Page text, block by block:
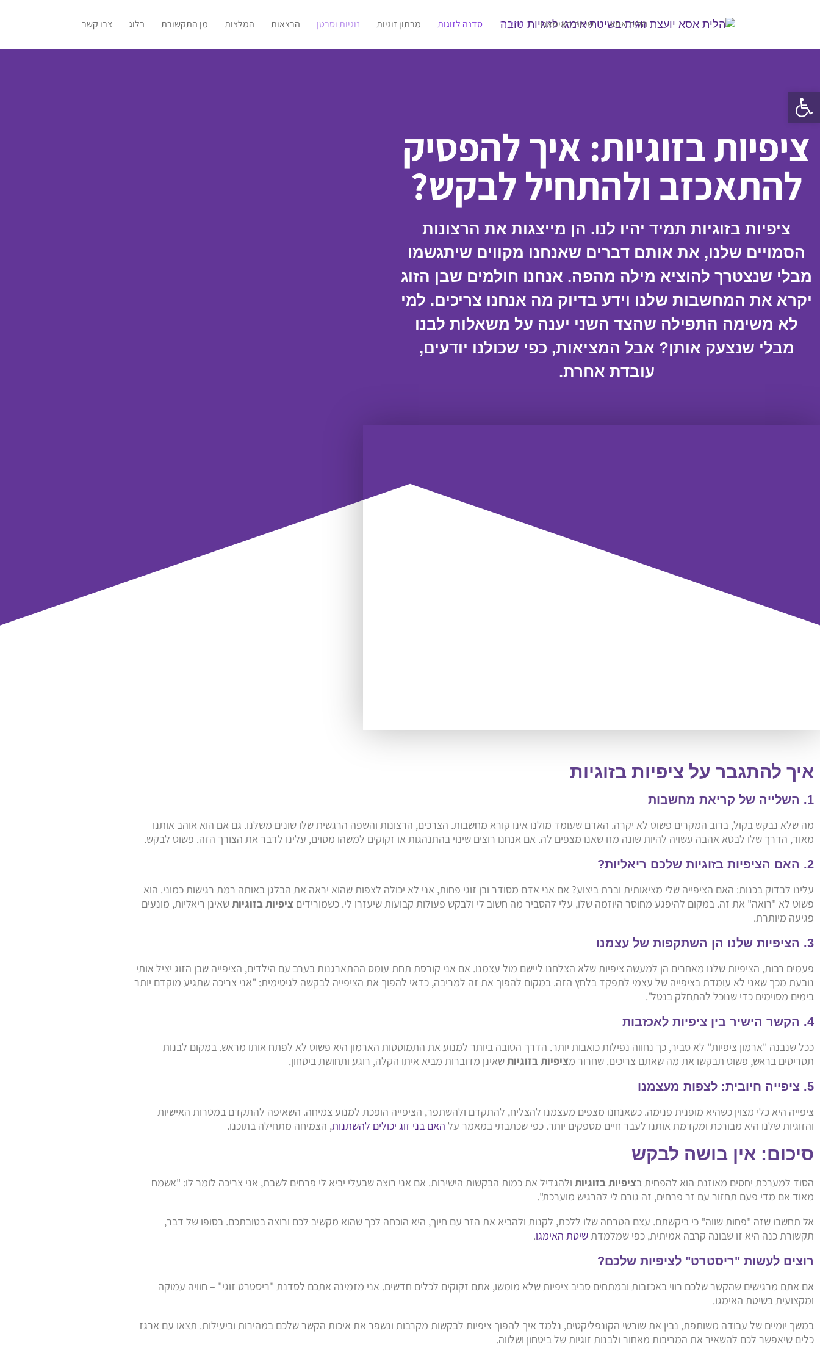
הלית אסא שיטת האימאגו פרק ב' סדנה לזוגות מרתון זוגיות זוגיות וסרטן הרצאות המלצות מן התקשורת בלוג צרו קשר
ציפיות בזוגיות: איך להפסיק
להתאכזב ולהתחיל לבקש?
ציפיות בזוגיות תמיד יהיו לנו. הן מייצגות את הרצונות
הסמויים שלנו, את אותם דברים שאנחנו מקווים שיתגשמו
מבלי שנצטרך להוציא מילה מהפה. אנחנו חולמים שבן הזוג
יקרא את המחשבות שלנו וידע בדיוק מה אנחנו צריכים. למי
לא משימה התפילה שהצד השני יענה על משאלות לבנו
מבלי שנצעק אותן? אבל המציאות, כפי שכולנו יודעים,
עובדת אחרת.
איך להתגבר על ציפיות בזוגיות
1. השלייה של קריאת מחשבות
מה שלא נבקש בקול, ברוב המקרים פשוט לא יקרה. האדם שעומד מולנו אינו קורא מחשבות. הצרכים, הרצונות והשפה הרגשית שלו שונים משלנו. גם אם הוא אוהב אותנו
מאוד, הדרך שלו לבטא אהבה עשויה להיות שונה מזו שאנו מצפים לה. אם אנחנו רוצים שינוי בהתנהגות או זקוקים למשהו מסוים, עלינו לדבר את הצורך הזה. פשוט לבקש.
2. האם הציפיות בזוגיות שלכם ריאליות?
עלינו לבדוק בכנות: האם הציפייה שלי מציאותית וברת ביצוע? אם אני אדם מסודר ובן זוגי פחות, אני לא יכולה לצפות שהוא יראה את הבלגן באותה רמת רגישות כמוני. הוא
פשוט לא "רואה" את זה. במקום להיפגע מחוסר היוזמה שלו, עלי להסביר מה חשוב לי ולבקש פעולות קבועות שיעזרו לי. כשמורידים ציפיות בזוגיותשאינן ריאליות, מונעים
פגיעה מיותרת.
3. הציפיות שלנו הן השתקפות של עצמנו
פעמים רבות, הציפיות שלנו מאחרים הן למעשה ציפיות שלא הצלחנו ליישם מול עצמנו. אם אני קורסת תחת עומס ההתארגנות בערב עם הילדים, הציפייה שבן הזוג יציל אותי
נובעת מכך שאני לא עומדת בציפייה של עצמי לתפקד בלחץ הזה. במקום להפוך את זה למריבה, כדאי להפוך את הציפייה לבקשה לגיטימית: "אני צריכה שתגיע מוקדם יותר
בימים מסוימים כדי שנוכל להתחלק בנטל".
4. הקשר הישיר בין ציפיות לאכזבות
ככל שנבנה "ארמון ציפיות" לא סביר, כך נחווה נפילות כואבות יותר. הדרך הטובה ביותר למנוע את התמוטטות הארמון היא פשוט לא לפתח אותו מראש. במקום לבנות
תסריטים בראש, פשוט תבקשו את מה שאתם צריכים. שחרור מציפיות בזוגיותשאינן מדוברות מביא איתו הקלה, רוגע ותחושת ביטחון.
5. ציפייה חיובית: לצפות מעצמנו
ציפייה היא כלי מצוין כשהיא מופנית פנימה. כשאנחנו מצפים מעצמנו להצליח, להתקדם ולהשתפר, הציפייה הופכת למנוע צמיחה. השאיפה להתקדם במטרות האישיות
והזוגיות שלנו היא מבורכת ומקדמת אותנו לעבר חיים מספקים יותר. כפי שכתבתי במאמר על האם בני זוג יכולים להשתנות, הצמיחה מתחילה בתוכנו.
סיכום: אין בושה לבקש
הסוד למערכת יחסים מאוזנת הוא להפחית בציפיות בזוגיות ולהגדיל את כמות הבקשות הישירות. אם אני רוצה שבעלי יביא לי פרחים לשבת, אני צריכה לומר לו: "אשמח
מאוד אם מדי פעם תחזור עם זר פרחים, זה גורם לי להרגיש מוערכת".
אל תחשבו שזה "פחות שווה" כי ביקשתם. עצם הטרחה שלו ללכת, לקנות ולהביא את הזר עם חיוך, היא הוכחה לכך שהוא מקשיב לכם ורוצה בטובתכם. בסופו של דבר,
תקשורת כנה היא זו שבונה קרבה אמיתית, כפי שמלמדתשיטת האימגו.
רוצים לעשות "ריסטרט" לציפיות שלכם?
אם אתם מרגישים שהקשר שלכם רווי באכזבות ובמתחים סביב ציפיות שלא מומשו, אתם זקוקים לכלים חדשים. אני מזמינה אתכם לסדנת "ריסטרט זוגי" – חוויה עמוקה
ומקצועית בשיטת האימגו.
במשך יומיים של עבודה משותפת, נבין את שורשי הקונפליקטים, נלמד איך להפוך ציפיות לבקשות מקרבות ונשפר את איכות הקשר שלכם במהירות וביעילות. תצאו עם ארגז
כלים שיאפשר לכם להשאיר את המריבות מאחור ולבנות זוגיות של ביטחון ושלווה.
פתח סרגל נגישות